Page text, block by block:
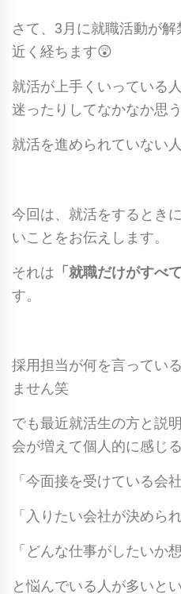
さて、3月に就職活動が
近く経ちます😲
就活が上手くいっている
迷ったりしてなかなか思
就活を進められていない
今回は、就活をするとき
いことをお伝えします。
それは 「就職だけがすべ
す。
採用担当が何を言ってい
ません笑
でも最近就活生の方と説
会が増えて個人的に感じる
「今面接を受けている会
「入りたい会社が決めら
「どんな仕事がしたいか
と悩んでいる人が多いと